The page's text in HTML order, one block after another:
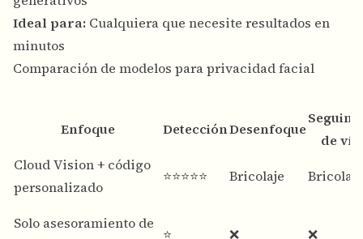
Ideal para: Cualquiera que necesite resultados en
minutos
Comparación de modelos para privacidad facial
Enfoque DetecciónDesenfoque
de
Cloud Vision + código
personalizado
⭐⭐⭐⭐⭐ Bricolaje Bricolaje
Solo asesoramiento de
⭐ ❌ ❌